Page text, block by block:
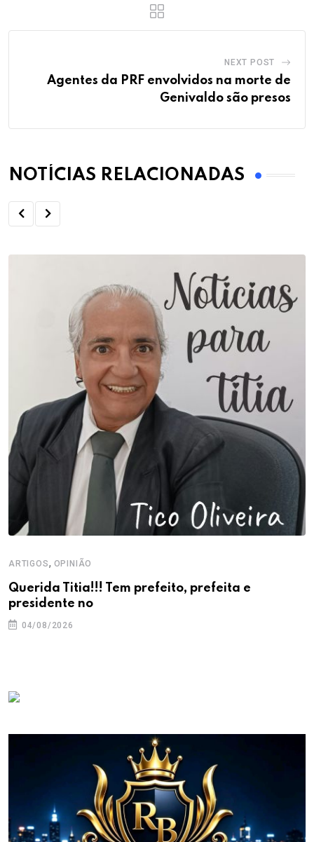
NEXT POST
Agentes da PRF envolvidos na morte de
Genivaldo são presos
NOTÍCIAS RELACIONADAS
ARTIGOS, OPINIÃO
Querida Titia!!! Tem prefeito, prefeita e
presidente no
04/08/2026